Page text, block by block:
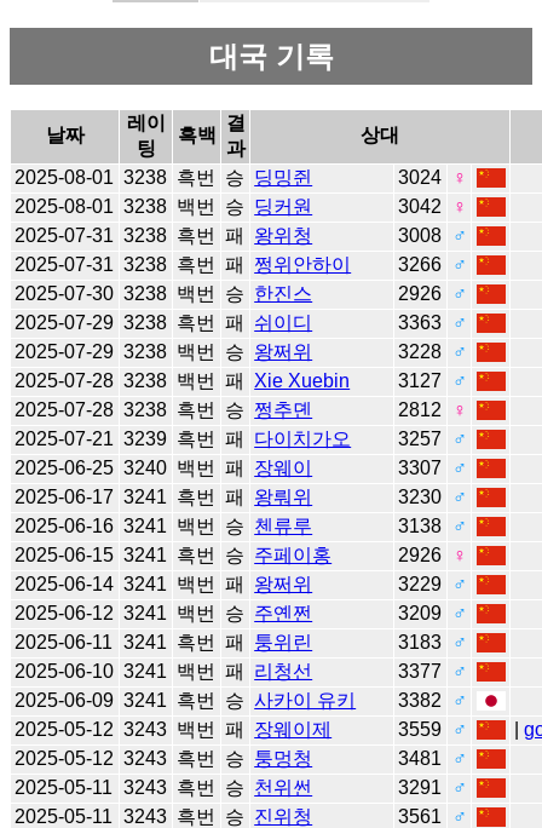
대국 기록
날짜
레이
팅
흑백
결
과
상대
2025-08-01 3238 흑번 승 딩밍쥔 3024
♀
2025-08-01 3238 백번 승 딩커원 3042
♀
2025-07-31 3238 흑번 패 왕위청 3008
♂
2025-07-31 3238 흑번 패 쩡위안하이 3266
♂
2025-07-30 3238 백번 승 한진스 2926
♂
2025-07-29 3238 흑번 패 쉬이디 3363
♂
2025-07-29 3238 백번 승 왕쩌위 3228
♂
2025-07-28 3238 백번 패 Xie Xuebin 3127
♂
2025-07-28 3238 흑번 승 쩡추뎬 2812
♀
2025-07-21 3239 흑번 패 다이치가오 3257
♂
2025-06-25 3240 백번 패 장웨이 3307
♂
2025-06-17 3241 흑번 패 왕뤄위 3230
♂
2025-06-16 3241 백번 승 첸류루 3138
♂
2025-06-15 3241 흑번 승 주페이홍 2926
♀
2025-06-14 3241 백번 패 왕쩌위 3229
♂
2025-06-12 3241 백번 승 주옌쩐 3209
♂
2025-06-11 3241 흑번 패 퉁위린 3183
♂
2025-06-10 3241 백번 패 리청선 3377
♂
2025-06-09 3241 흑번 승 사카이 유키 3382
♂
2025-05-12 3243 백번 패 장웨이제 3559 ♂ |
2025-05-12 3243 흑번 승 퉁멍청 3481
♂
2025-05-11 3243 흑번 승 천위썬 3291
♂
2025-05-11 3243 흑번 승 진위청 3561
♂